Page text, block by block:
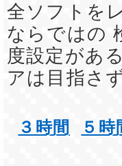
全ソフトを
ならではの
度設定があ
アは目指さ
３時間 ５時